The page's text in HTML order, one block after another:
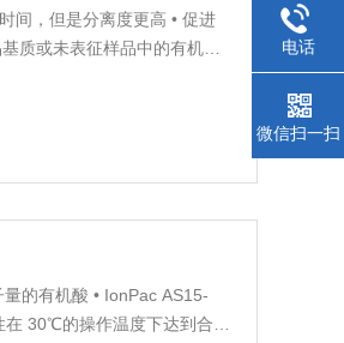
间，但是分离度更高 • 促进
质或未表征样品中的有机酸
的有机酸 • IonPac AS15-
30℃的操作温度下达到合适
电话
微信扫一扫